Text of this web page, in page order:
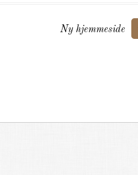
Ny hjemmeside